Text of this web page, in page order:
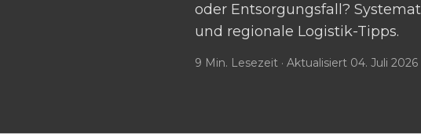
oder Entsorgungsfall?
und regionale Logistik-Tipps.
9 Min. Lesezeit · Aktualisiert 04. Juli 2026